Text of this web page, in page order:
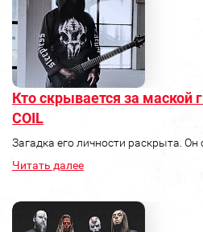
Кто скрывается за маской
COIL
Загадка его личности раскрыта. Он
Читать далее